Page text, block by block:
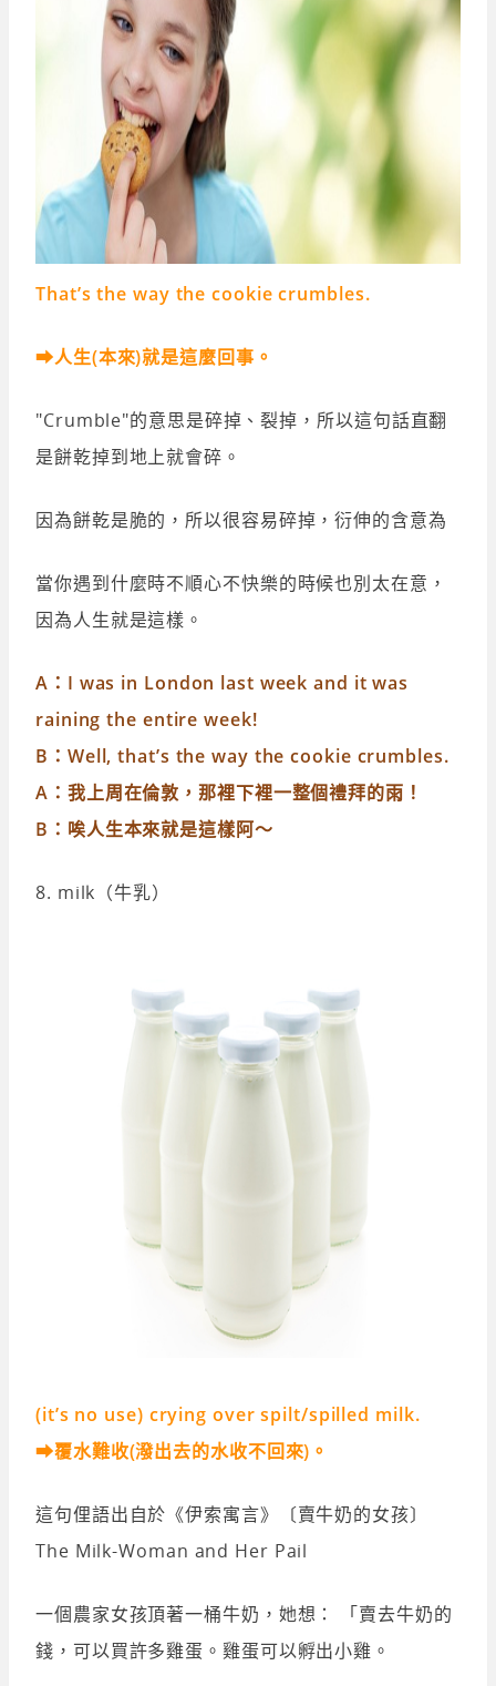
That’s the way the cookie crumbles.
➡人生(本來)就是這麼回事。
"Crumble"的意思是碎掉、裂掉，所以這句話直翻
是餅乾掉到地上就會碎。
因為餅乾是脆的，所以很容易碎掉，衍伸的含意為
當你遇到什麼時不順心不快樂的時候也別太在意，
因為人生就是這樣。
A：I was in London last week and it was
raining the entire week!
B：Well, that’s the way the cookie crumbles.
A：我上周在倫敦，那裡下裡一整個禮拜的雨！
B：唉人生本來就是這樣阿～
8. milk（牛乳）
(it’s no use) crying over spilt/spilled milk.
➡覆水難收(潑出去的水收不回來)。
這句俚語出自於《伊索寓言》〔賣牛奶的女孩〕
The Milk-Woman and Her Pail
一個農家女孩頂著一桶牛奶，她想： 「賣去牛奶的
錢，可以買許多雞蛋。雞蛋可以孵出小雞。